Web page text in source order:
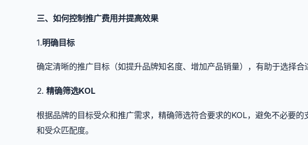
三、如何控制推广费用并提高效果
1.明确目标
确定清晰的推广目标（如提升品牌知名度、增加产品销量），有助于选择合
2. 精确筛选KOL
根据品牌的目标受众和推广需求，精确筛选符合要求的KOL，避免不必要
和受众匹配度。